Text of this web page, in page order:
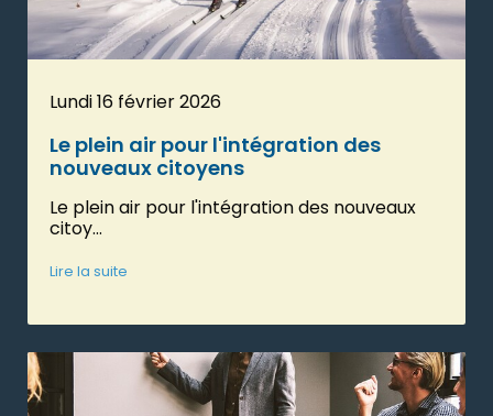
Lundi 16 février 2026
Le plein air pour l'intégration des
nouveaux citoyens
Le plein air pour l'intégration des nouveaux
citoy...
Lire la suite